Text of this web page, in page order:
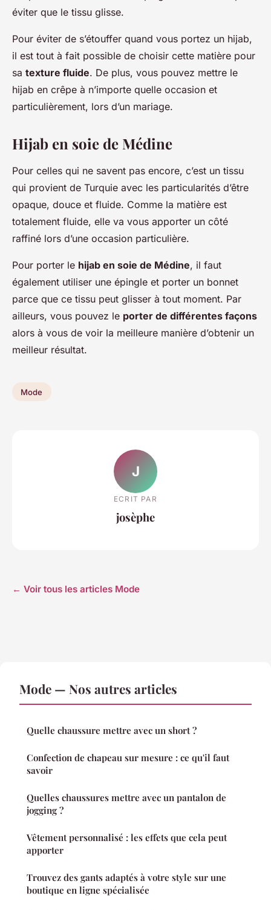
éviter que le tissu glisse.
Pour éviter de s’étouffer quand vous portez un hijab,
il est tout à fait possible de choisir cette matière pour
sa texture fluide. De plus, vous pouvez mettre le
hijab en crêpe à n’importe quelle occasion et
particulièrement, lors d’un mariage.
Hijab en soie de Médine
Pour celles qui ne savent pas encore, c’est un tissu
qui provient de Turquie avec les particularités d’être
opaque, douce et fluide. Comme la matière est
totalement fluide, elle va vous apporter un côté
raffiné lors d’une occasion particulière.
Pour porter le hijab en soie de Médine, il faut
également utiliser une épingle et porter un bonnet
parce que ce tissu peut glisser à tout moment. Par
ailleurs, vous pouvez le porter de différentes façons
alors à vous de voir la meilleure manière d’obtenir un
meilleur résultat.
Mode
J
ECRIT PAR
josèphe
← Voir tous les articles Mode
Mode — Nos autres articles
Quelle chaussure mettre avec un short ?
Confection de chapeau sur mesure : ce qu'il faut
savoir
Quelles chaussures mettre avec un pantalon de
jogging ?
Vêtement personnalisé : les effets que cela peut
apporter
Trouvez des gants adaptés à votre style sur une
boutique en ligne spécialisée